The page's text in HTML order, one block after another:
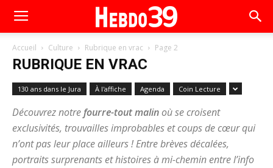
Accueil Culture Rubrique en vrac Page 2
RUBRIQUE EN VRAC
130 ans dans le Jura À l'affiche Agenda Coin Lecture
Découvrez notrefourre-tout malinoù se croisent
exclusivités, trouvailles improbables et coups de cœur qui
n’ont pas leur place ailleurs ! Entre brèves décalées,
portraits surprenants et histoires à mi-chemin entre l’info